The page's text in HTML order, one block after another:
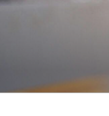
Skip